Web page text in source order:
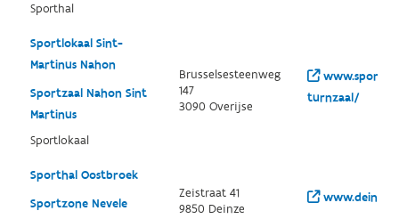
Sporthal
Sportlokaal Sint-
Martinus Nahon
Sportzaal Nahon Sint
Martinus
Sportlokaal
Brusselsesteenweg
147
3090 Overijse
turnzaal/
Sporthal Oostbroek
Sportzone Nevele
Zeistraat 41
9850 Deinze